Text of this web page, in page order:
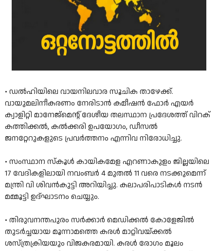
• ഡൽഹിയിലെ വായനിലവാര സൂചിക താഴേക്ക്‌.
വായുമലിനീകരണം നേരിടാൻ കമീഷൻ ഫോർ എയർ
ക്വാളിറ്റി മാനേജ്‌മെന്റ്‌ ദേശീയ തലസ്ഥാന പ്രദേശത്ത്‌ വിറക്‌
കത്തിക്കൽ, കൽക്കരി ഉപയോഗം, ഡീസൽ
ജനറ്റേറുകളുടെ പ്രവർത്തനം എന്നിവ നിരോധിച്ചു.
• സംസ്ഥാന സ്‌കൂള്‍ കായികമേള എറണാകുളം ജില്ലയിലെ
17 വേദികളിലായി നവംബര്‍ 4 മുതല്‍ 11 വരെ നടക്കുമെന്ന്
മന്ത്രി വി ശിവന്‍കുട്ടി അറിയിച്ചു. കലാപരിപാടികള്‍ നടന്‍
മമ്മൂട്ടി ഉദ്ഘാടനം ചെയ്യും.
• തിരുവനന്തപുരം സര്‍ക്കാര്‍ മെഡിക്കല്‍ കോളേജില്‍
തുടര്‍ച്ചയായ മൂന്നാമത്തെ കരള്‍ മാറ്റിവയ്ക്കല്‍
ശസ്ത്രക്രിയയും വിജകരമായി. കരള്‍ രോഗം മൂലം